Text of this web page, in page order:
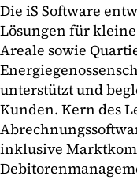
Die iS Software
Lösungen für
Areale sowie
unterstützt und
Kunden. Kern des
inklusive